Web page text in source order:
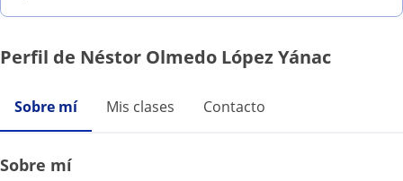
Perfil de Néstor Olmedo López Yánac
Sobre mí Mis clases Contacto
Sobre mí